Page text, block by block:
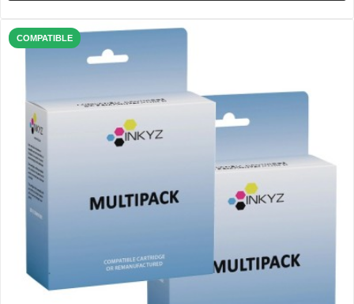
COMPATIBLE